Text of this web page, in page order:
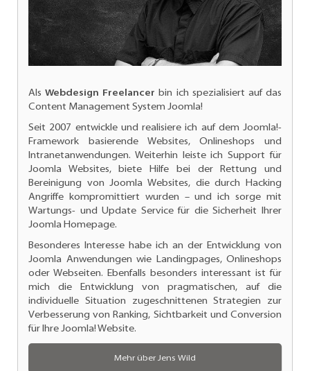
AlsWebdesign Freelancer bin ich spezialisiert auf das
Content Management System Joomla!
Seit 2007 entwickle und realisiere ich auf dem Joomla!-
Framework basierende Websites, Onlineshops und
Intranetanwendungen. Weiterhin leiste ichSupport für
Joomla Websites, biete Hilfe bei der Rettung und
Bereinigung von Joomla Websites, die durch Hacking
Angriffe kompromittiert wurden – und ich sorge mit
Wartungs- undUpdate Service für die Sicherheit Ihrer
Joomla Homepage.
Besonderes Interesse habe ich an der Entwicklung von
Joomla Anwendungen wie Landingpages, Onlineshops
oder Webseiten. Ebenfalls besonders interessant ist für
mich die Entwicklung von pragmatischen, auf die
individuelle Situation zugeschnittenen Strategien zur
Verbesserung von Ranking, Sichtbarkeit und Conversion
für Ihre Joomla! Website.
Mehr über Jens Wild